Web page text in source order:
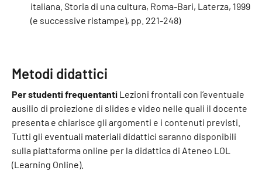
italiana. Storia di una cultura, Roma-Bari, Laterza, 1999
(e successive ristampe), pp. 221-248)
Metodi didattici
Per studenti frequentanti Lezioni frontali con l’eventuale
ausilio di proiezione di slides e video nelle quali il docente
presenta e chiarisce gli argomenti e i contenuti previsti.
Tutti gli eventuali materiali didattici saranno disponibili
sulla piattaforma online per la didattica di Ateneo LOL
(Learning Online).